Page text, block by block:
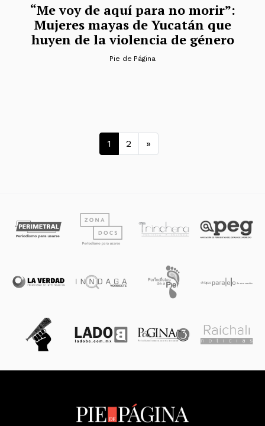
“Me voy de aquí para no morir”:
Mujeres mayas de Yucatán que
huyen de la violencia de género
Pie de Página
Navegación de
1 2 »